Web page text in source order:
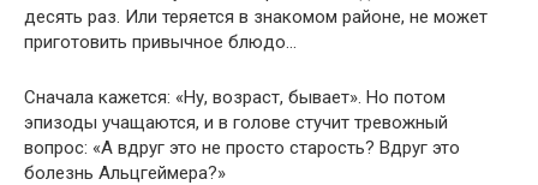
десять раз. Или теряется в знакомом районе, не может
приготовить привычное блюдо...
Сначала кажется: «Ну, возраст, бывает». Но потом
эпизоды учащаются, и в голове стучит тревожный
вопрос: «А вдруг это не просто старость? Вдруг это
болезнь Альцгеймера?»